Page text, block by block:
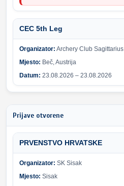
CEC 5th Leg
Organizator: Archery Club Sagittarius
Mjesto: Beč, Austrija
Datum: 23.08.2026 – 23.08.2026
Prijave otvorene
PRVENSTVO HRVATSKE
Organizator: SK Sisak
Mjesto: Sisak